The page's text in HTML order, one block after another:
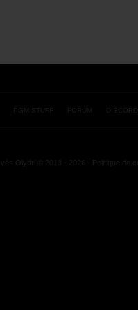
PGM STUFF FORUM DISCORD
Olydri Politique de